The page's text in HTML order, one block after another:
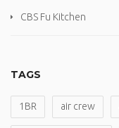
CBS Fu Kitchen
TAGS
1BR air crew